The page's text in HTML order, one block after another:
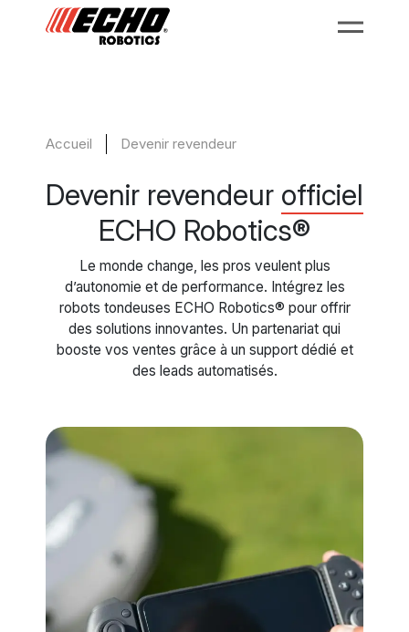
Accueil Devenir revendeur
Devenir revendeur officiel
ECHO Robotics®
Le monde change, les pros veulent plus
d’autonomie et de performance. Intégrez les
robots tondeuses ECHO Robotics® pour offrir
des solutions innovantes. Un partenariat qui
booste vos ventes grâce à un support dédié et
des leads automatisés.